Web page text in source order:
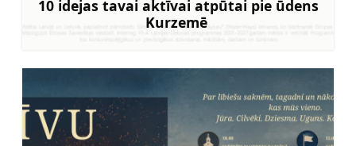
10 idejas tavai aktīvai atpūtai pie ūdens
Kurzemē